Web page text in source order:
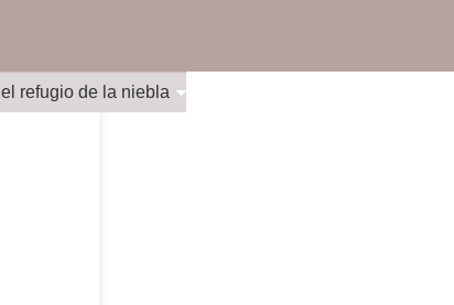
el refugio de la niebla